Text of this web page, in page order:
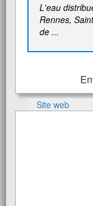
L'eau
Rennes,
de ...
Site web